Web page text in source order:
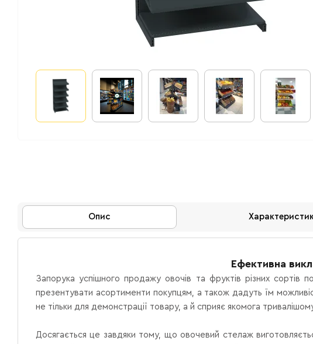
Опис
Ефективна
Запорука успішного продажу овочів та фруктів різних сортів
презентувати асортименти покупцям, а також дадуть їм
не тільки для демонстрації товару, а й сприяє якомога
Досягається це завдяки тому, що овочевий стелаж